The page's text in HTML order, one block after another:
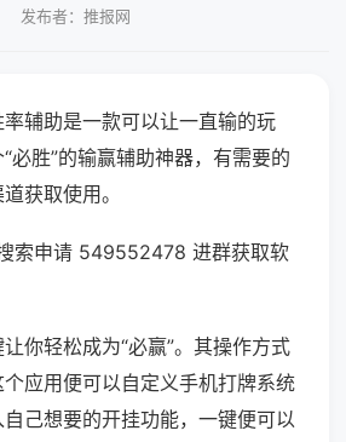
发布者：推报网
辅助是一款可以让一直输的玩
必胜”的输赢辅助神器，有需要的
获取使用。
索申请 549552478 进群获取软
你轻松成为“必赢”。其操作方式
应用便可以自定义手机打牌系统
己想要的开挂功能，一键便可以